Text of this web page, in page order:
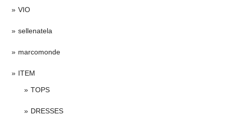
VIO
sellenatela
marcomonde
ITEM
TOPS
DRESSES